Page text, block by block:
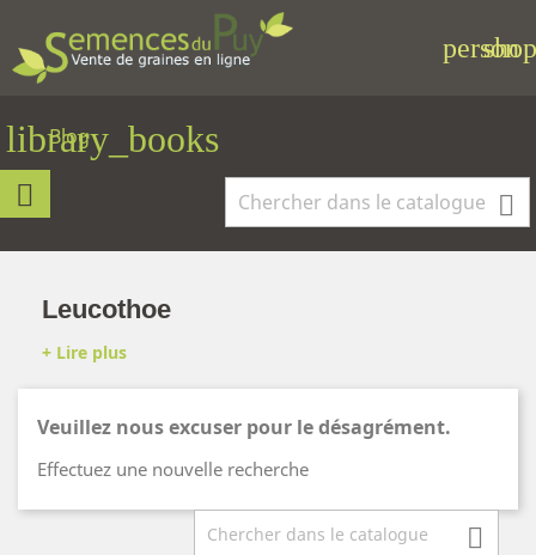
person
library_books
Blog

Leucothoe
Veuillez nous excuser pour le désagrément.
Effectuez une nouvelle recherche
